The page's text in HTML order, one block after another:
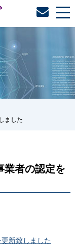
ました
業者の認定を
新致しました